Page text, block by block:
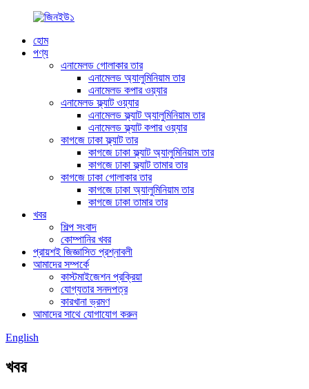
হোম
পণ্য
এনামেলড গোলাকার তার
এনামেলড অ্যালুমিনিয়াম তার
এনামেলড কপার ওয়্যার
এনামেলড ফ্ল্যাট ওয়্যার
এনামেলড ফ্ল্যাট অ্যালুমিনিয়াম তার
এনামেলড ফ্ল্যাট কপার ওয়্যার
কাগজে ঢাকা ফ্ল্যাট তার
কাগজে ঢাকা ফ্ল্যাট অ্যালুমিনিয়াম তার
কাগজে ঢাকা ফ্ল্যাট তামার তার
কাগজে ঢাকা গোলাকার তার
কাগজে ঢাকা অ্যালুমিনিয়াম তার
কাগজে ঢাকা তামার তার
খবর
শিল্প সংবাদ
কোম্পানির খবর
প্রায়শই জিজ্ঞাসিত প্রশ্নাবলী
আমাদের সম্পর্কে
কাস্টমাইজেশন প্রক্রিয়া
যোগ্যতার সনদপত্র
কারখানা ভ্রমণ
আমাদের সাথে যোগাযোগ করুন
English
খবর